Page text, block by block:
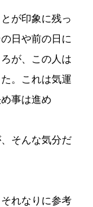
が印象に残っ
日や前の日に
が、この人は
。これは気運
事は進め
そんな気分だ
れなりに参考